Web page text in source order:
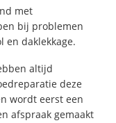
met
bij problemen
en daklekkage.
altijd
deze
wordt eerst een
afspraak gemaakt